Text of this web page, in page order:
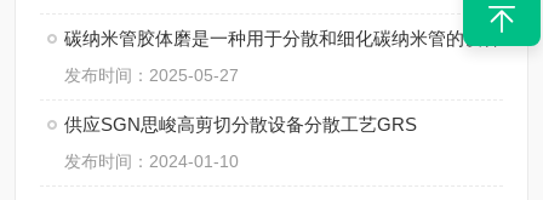
碳纳米管胶体磨是一种用于分散和细化碳纳米管的设备
发布时间：2025-05-27
供应SGN思峻高剪切分散设备分散工艺GRS
发布时间：2024-01-10